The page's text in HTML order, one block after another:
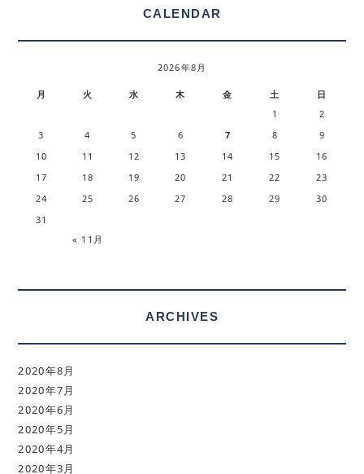
CALENDAR
2026年8月
月 火 水 木 金 土 日
« 11月
1
2
3
4 5 6 7 8
9
10
11 12 13 14 15
16
17
18 19 20 21 22
23
24
25 26 27 28 29
30
31
ARCHIVES
2020年8月
2020年7月
2020年6月
2020年5月
2020年4月
2020年3月